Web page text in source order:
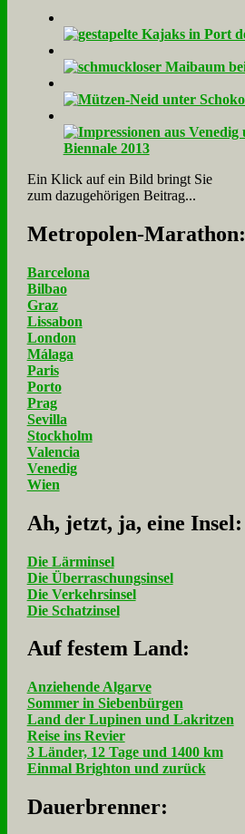
Ein Klick auf ein Bild bringt Sie
zum dazugehörigen Beitrag...
Me­tro­po­len-Ma­ra­thon:
Barcelona
Bilbao
Graz
Lissabon
London
Málaga
Paris
Porto
Prag
Sevilla
Stockholm
Valencia
Venedig
Wien
Ah, jetzt, ja, ei­ne In­sel:
Die Lärminsel
Die Überraschungsinsel
Die Verkehrsinsel
Die Schatzinsel
Auf fe­stem Land:
Anziehende Algarve
Sommer in Siebenbürgen
Land der Lupinen und Lakritzen
Reise ins Revier
3 Länder, 12 Tage und 1400 km
Einmal Brighton und zurück
Dau­er­bren­ner: